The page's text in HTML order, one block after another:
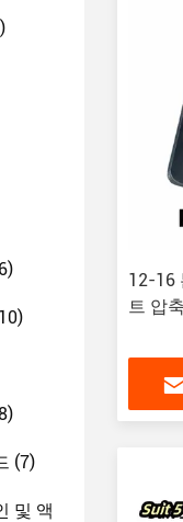
(7)
및 액
12-16
트 압